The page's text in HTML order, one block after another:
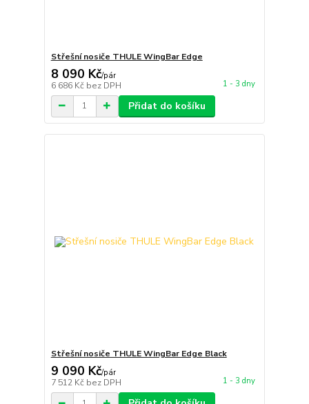
Střešní nosiče THULE WingBar Edge
8 090 Kč/pár
6 686 Kč bez DPH 1 - 3 dny
Přidat do košíku
Střešní nosiče THULE WingBar Edge Black
9 090 Kč/pár
7 512 Kč bez DPH 1 - 3 dny